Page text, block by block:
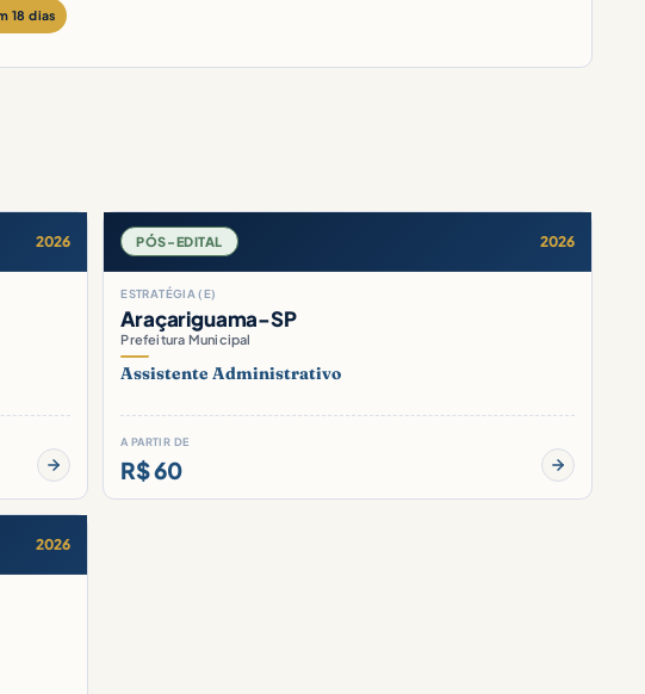
18 dias
2026 PÓS-EDITAL 2026
ESTRATÉGIA (E)
Araçariguama-SP
Prefeitura Municipal
Assistente Administrativo
A PARTIR DE
R$ 60
2026